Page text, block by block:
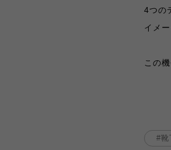
4つの
イメ
この
靴